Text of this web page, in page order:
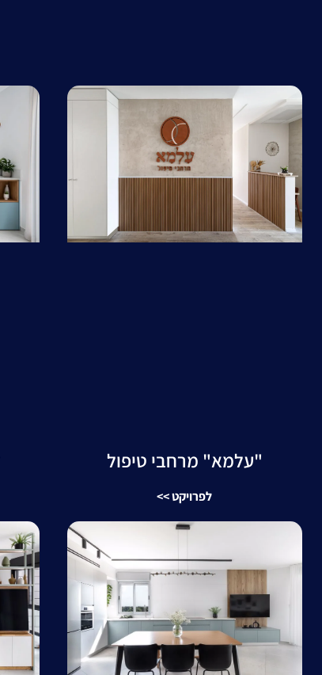
"עלמא" מרחבי טיפול
לפרויקט >>